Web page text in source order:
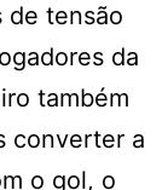
de tensão
da
também
converter a
o gol, o